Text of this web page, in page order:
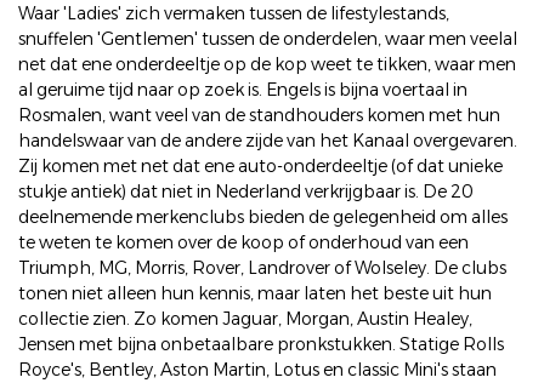
Waar 'Ladies' zich vermaken tussen de lifestylestands,
snuffelen 'Gentlemen' tussen de onderdelen, waar men veelal
net dat ene onderdeeltje op de kop weet te tikken, waar men
al geruime tijd naar op zoek is. Engels is bijna voertaal in
Rosmalen, want veel van de standhouders komen met hun
handelswaar van de andere zijde van het Kanaal overgevaren.
Zij komen met net dat ene auto-onderdeeltje (of dat unieke
stukje antiek) dat niet in Nederland verkrijgbaar is. De 20
deelnemende merkenclubs bieden de gelegenheid om alles
te weten te komen over de koop of onderhoud van een
Triumph, MG, Morris, Rover, Landrover of Wolseley. De clubs
tonen niet alleen hun kennis, maar laten het beste uit hun
collectie zien. Zo komen Jaguar, Morgan, Austin Healey,
Jensen met bijna onbetaalbare pronkstukken. Statige Rolls
Royce's, Bentley, Aston Martin, Lotus en classic Mini's staan